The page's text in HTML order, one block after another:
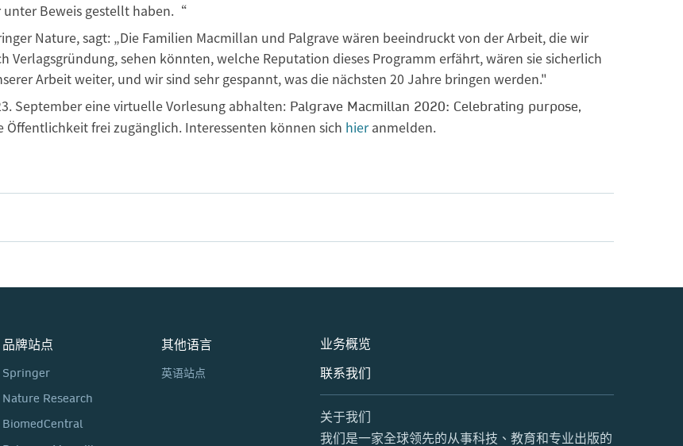
unter Beweis gestellt haben.“
Nature, sagt: „Die Familien Macmillan und Palgrave wären beeindruckt von der Arbeit, die wir
Verlagsgründung, sehen könnten, welche Reputation dieses Programm erfährt, wären sie sicherlich
Arbeit weiter, und wir sind sehr gespannt, was die nächsten 20 Jahre bringen werden."
September eine virtuelle Vorlesung abhalten: Palgrave Macmillan 2020: Celebrating purpose,
Öffentlichkeit frei zugänglich. Interessenten können sich hieranmelden.
品牌站点
Springer
Nature Research
BiomedCentral
其他语言
英语站点
业务概览
联系我们
关于我们
我们是一家全球领先的从事科技、教育和专业出版的